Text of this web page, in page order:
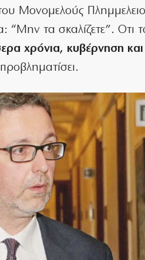
Μονομελούς
“Μην τα σκαλίζετε”. Οτι
χρόνια, κυβέρνηση και